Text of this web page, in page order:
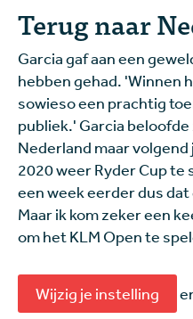
Terug naar
Garcia gaf aan een
hebben gehad. 'Winnen
sowieso een prachtig
publiek.' Garcia
Nederland maar
2020 weer Ryder Cup te
een week eerder dus
Maar ik kom zeker een
om het KLM Open te
Wijzig je instelling